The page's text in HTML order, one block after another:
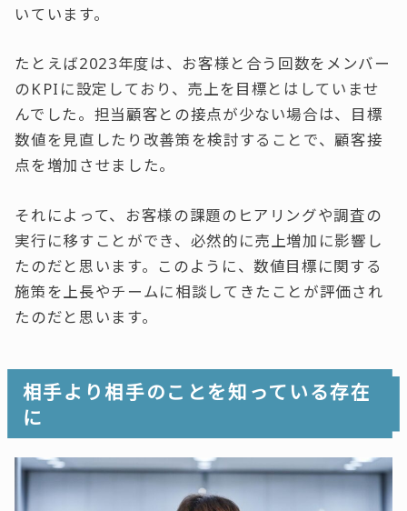
いています。
たとえば2023年度は、お客様と合う回数をメンバー
のKPIに設定しており、売上を目標とはしていませ
んでした。担当顧客との接点が少ない場合は、目標
数値を見直したり改善策を検討することで、顧客接
点を増加させました。
それによって、お客様の課題のヒアリングや調査の
実行に移すことができ、必然的に売上増加に影響し
たのだと思います。このように、数値目標に関する
施策を上長やチームに相談してきたことが評価され
たのだと思います。
相手より相手のことを知っている存在
に